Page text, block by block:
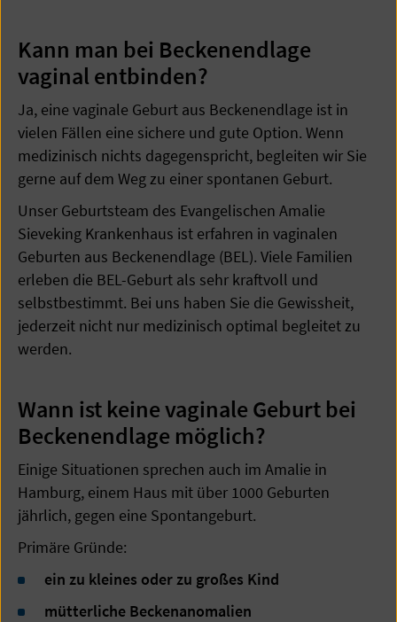
Kann man bei Beckenendlage
vaginal entbinden?
Ja, eine vaginale Geburt aus Beckenendlage ist in
vielen Fällen eine sichere und gute Option. Wenn
medizinisch nichts dagegenspricht, begleiten wir Sie
gerne auf dem Weg zu einer spontanen Geburt.
Unser Geburtsteam des Evangelischen Amalie
Sieveking Krankenhaus ist erfahren in vaginalen
Geburten aus Beckenendlage (BEL). Viele Familien
erleben die BEL-Geburt als sehr kraftvoll und
selbstbestimmt. Bei uns haben Sie die Gewissheit,
jederzeit nicht nur medizinisch optimal begleitet zu
werden.
Wann ist keine vaginale Geburt bei
Beckenendlage möglich?
Einige Situationen sprechen auch im Amalie in
Hamburg, einem Haus mit über 1000 Geburten
jährlich, gegen eine Spontangeburt.
Primäre Gründe:
ein zu kleines oder zu großes Kind
mütterliche Beckenanomalien